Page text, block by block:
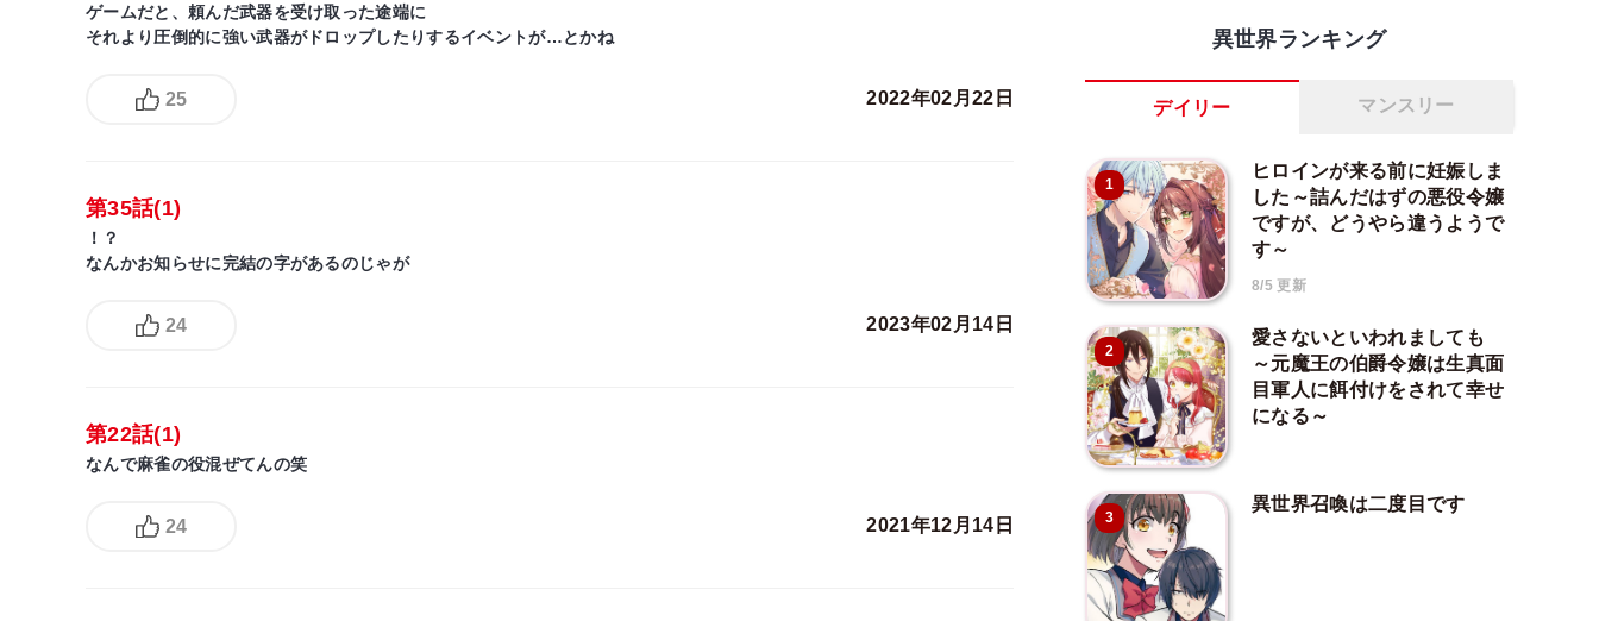
ゲームだと、頼んだ武器を受け取った途端に
それより圧倒的に強い武器がドロップしたりするイベントが…とかね
25 2022年02月22日
第35話(1)
！？
なんかお知らせに完結の字があるのじゃが
24 2023年02月14日
第22話(1)
なんで麻雀の役混ぜてんの笑
24 2021年12月14日
異世界ランキング
デイリー マンスリー
1
ヒロインが来る前に妊娠しま
した～詰んだはずの悪役令嬢
ですが、どうやら違うようで
す～
8/5 更新
2
愛さないといわれましても
～元魔王の伯爵令嬢は生真面
目軍人に餌付けをされて幸せ
になる～
3
異世界召喚は二度目です